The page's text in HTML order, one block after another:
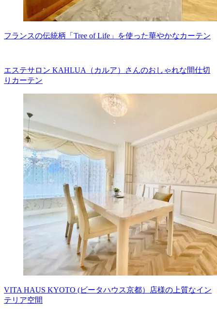
フランスの伝統柄「Tree of Life」を使った華やかなカーテン
エステサロン KAHLUA（カルア）さんのおしゃれな間仕切
りカーテン
VITA HAUS KYOTO (ビータハウス京都）店様の上質なイン
テリア空間